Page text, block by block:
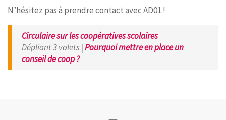
N’hésitez pas à prendre contact avec AD01 !
Circulaire sur les coopératives scolaires
Dépliant 3 volets |Pourquoi mettre en place un
conseil de coop ?